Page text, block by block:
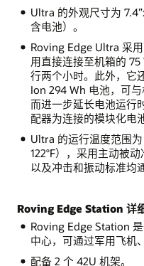
Ultra 的外观尺寸为
含电池）。
Roving Edge Ultra 采
用直接连接至机箱的
行两个小时。此外，它
Ion 294 Wh 电池，可
而进一步延长电池运行
配器为连接的模块化电
Ultra 的运行温度范围为
122°F），采用主动被
以及冲击和振动标准均
Roving Edge Station 详
Roving Edge Station
中心，可通过军用飞机
配备 2 个 42U 机架。